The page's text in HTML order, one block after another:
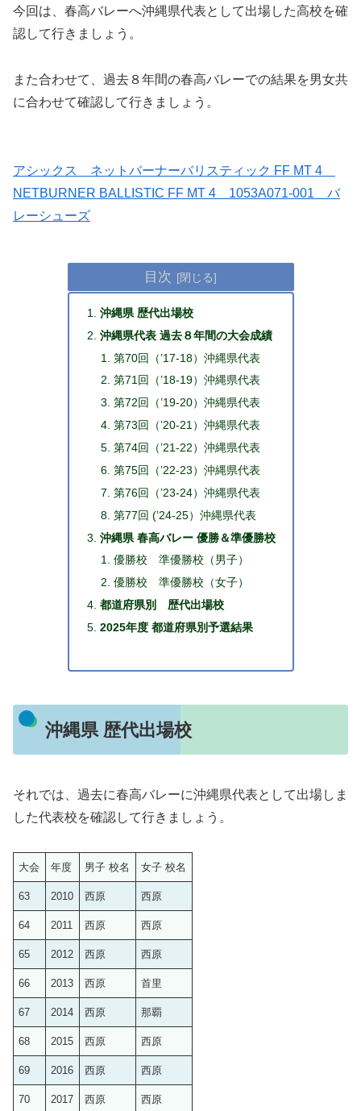
今回は、春高バレーへ沖縄県代表として出場した高校を確
認して行きましょう。
また合わせて、過去８年間の春高バレーでの結果を男女共
に合わせて確認して行きましょう。
アシックス ネットバーナーバリスティック FF MT 4
NETBURNER BALLISTIC FF MT 4 1053A071-001 バ
レーシューズ
目次
沖縄県 歴代出場校
沖縄県代表 過去８年間の大会成績
第70回（’17-18）沖縄県代表
第71回（’18-19）沖縄県代表
第72回（’19-20）沖縄県代表
第73回（’20-21）沖縄県代表
第74回（’21-22）沖縄県代表
第75回（’22-23）沖縄県代表
第76回（’23-24）沖縄県代表
第77回 (’24-25）沖縄県代表
沖縄県 春高バレー 優勝＆準優勝校
優勝校 準優勝校（男子）
優勝校 準優勝校（女子）
都道府県別 歴代出場校
2025年度 都道府県別予選結果
沖縄県 歴代出場校
それでは、過去に春高バレーに沖縄県代表として出場しま
した代表校を確認して行きましょう。
大会 年度 男子 校名 女子 校名
63 2010 西原 西原
64 2011 西原 西原
65 2012 西原 西原
66 2013 西原 首里
67 2014 西原 那覇
68 2015 西原 西原
69 2016 西原 西原
70 2017 西原 西原